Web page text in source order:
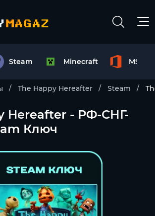
Steam Minecraft MS
The Happy Hereafter Steam
Hereafter - РФ-СНГ-
Ключ